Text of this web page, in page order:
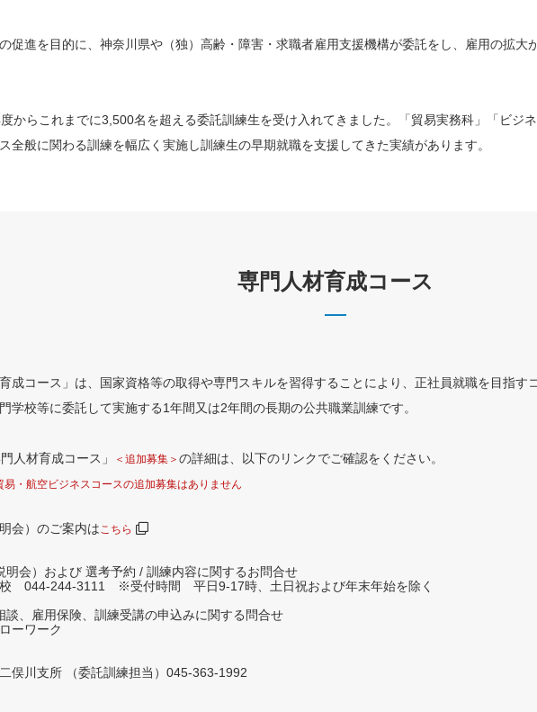
促進を目的に、神奈川県や（独）高齢・障害・求職者雇用支援機構が委託をし、雇用の拡大
からこれまでに3,500名を超える委託訓練生を受け入れてきました。「貿易実務科」「ビジ
全般に関わる訓練を幅広く実施し訓練生の早期就職を支援してきた実績があります。
専門人材育成コース
成コース」は、国家資格等の取得や専門スキルを習得することにより、正社員就職を目指す
学校等に委託して実施する1年間又は2年間の長期の公共職業訓練です。
人材育成コース」 ＜追加募集＞ の詳細は、以下のリンクでご確認をください。
・航空ビジネスコースの追加募集はありません
会）のご案内はこちら
明会）および 選考予約 / 訓練内容に関するお問合せ
校 044-244-3111 ※受付時間 平日9-17時、土日祝および年末年始を除く
談、雇用保険、訓練受講の申込みに関する問合せ
ーワーク
俣川支所 （委託訓練担当）045-363-1992